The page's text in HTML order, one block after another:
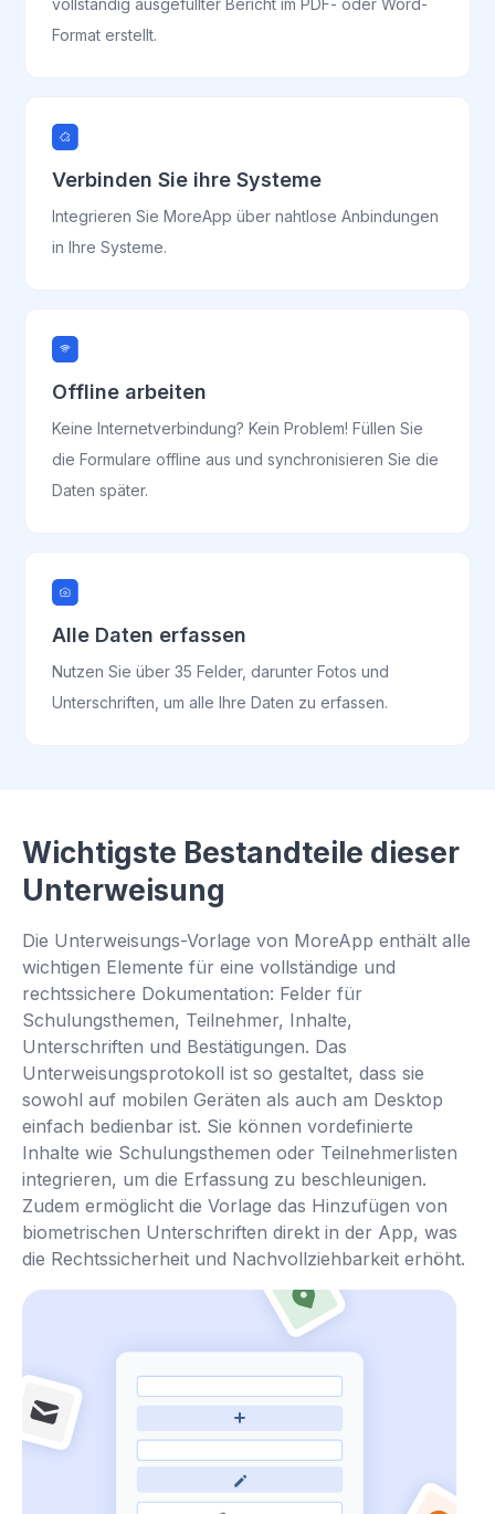
vollständig ausgefüllter Bericht im PDF- oder Word-
Format erstellt.
Verbinden Sie ihre Systeme
Integrieren Sie MoreApp über nahtlose Anbindungen
in Ihre Systeme.
Offline arbeiten
Keine Internetverbindung? Kein Problem! Füllen Sie
die Formulare offline aus und synchronisieren Sie die
Daten später.
Alle Daten erfassen
Nutzen Sie über 35 Felder, darunter Fotos und
Unterschriften, um alle Ihre Daten zu erfassen.
Wichtigste Bestandteile dieser
Unterweisung
Die Unterweisungs-Vorlage von MoreApp enthält alle
wichtigen Elemente für eine vollständige und
rechtssichere Dokumentation: Felder für
Schulungsthemen, Teilnehmer, Inhalte,
Unterschriften und Bestätigungen. Das
Unterweisungsprotokoll ist so gestaltet, dass sie
sowohl auf mobilen Geräten als auch am Desktop
einfach bedienbar ist. Sie können vordefinierte
Inhalte wie Schulungsthemen oder Teilnehmerlisten
integrieren, um die Erfassung zu beschleunigen.
Zudem ermöglicht die Vorlage das Hinzufügen von
biometrischen Unterschriften direkt in der App, was
die Rechtssicherheit und Nachvollziehbarkeit erhöht.